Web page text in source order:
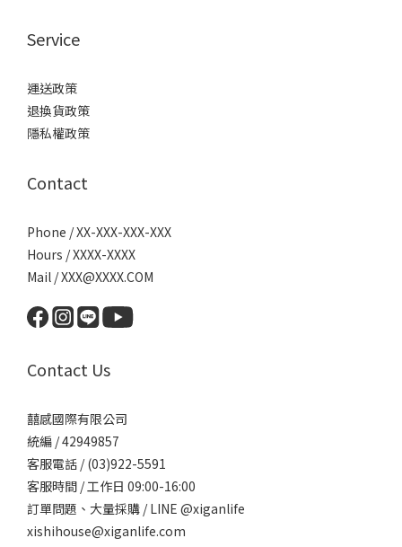
Service
運送政策
退換貨政策
隱私權政策
Contact
Phone / XX-XXX-XXX-XXX
Hours / XXXX-XXXX
Mail / XXX@XXXX.COM
Contact Us
囍感國際有限公司
統編 / 42949857
客服電話 / (03)922-5591
客服時間 / 工作日 09:00-16:00
訂單問題、大量採購 / LINE @xiganlife
xishihouse@xiganlife.com